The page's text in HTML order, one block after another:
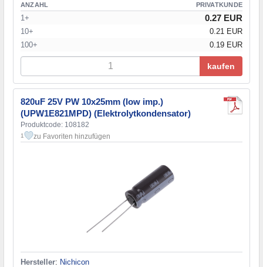
ANZAHL PRIVATKUNDE
1+ 0.27 EUR
10+
0.21 EUR
100+
0.19 EUR
kaufen
820uF 25V PW 10x25mm (low imp.)
(UPW1E821MPD) (Elektrolytkondensator)
Produktcode: 108182
1 zu Favoriten hinzufügen
Hersteller: Nichicon